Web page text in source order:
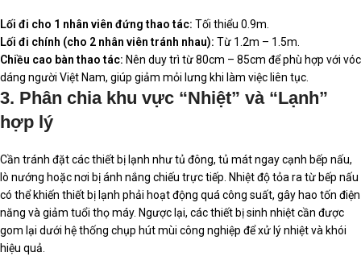
Lối đi cho 1 nhân viên đứng thao tác: Tối thiểu 0.9m.
Lối đi chính (cho 2 nhân viên tránh nhau): Từ 1.2m – 1.5m.
Chiều cao bàn thao tác: Nên duy trì từ 80cm – 85cm để phù hợp với vóc
dáng người Việt Nam, giúp giảm mỏi lưng khi làm việc liên tục.
3. Phân chia khu vực “Nhiệt” và “Lạnh”
hợp lý
Cần tránh đặt các thiết bị lạnh như tủ đông, tủ mát ngay cạnh bếp nấu,
lò nướng hoặc nơi bị ánh nắng chiếu trực tiếp. Nhiệt độ tỏa ra từ bếp nấu
có thể khiến thiết bị lạnh phải hoạt động quá công suất, gây hao tốn điện
năng và giảm tuổi thọ máy. Ngược lại, các thiết bị sinh nhiệt cần được
gom lại dưới hệ thống chụp hút mùi công nghiệp để xử lý nhiệt và khói
hiệu quả.